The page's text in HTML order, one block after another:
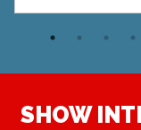
SHOW